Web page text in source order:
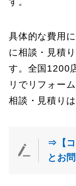
具体的な費用
に相談・見積
す。全国1200
リでリフォー
相談・見積りは
⇒【コ
とお